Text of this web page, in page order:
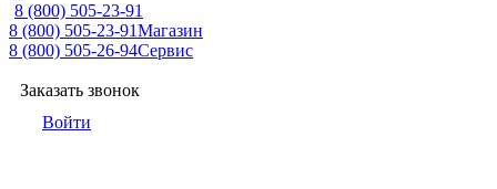
8 (800) 505-23-91
8 (800) 505-23-91Магазин
8 (800) 505-26-94Сервис
Заказать звонок
Войти